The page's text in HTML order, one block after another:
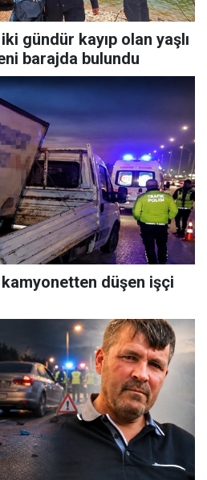
gündür kayıp olan yaşlı
barajda bulundu
düşen işçi